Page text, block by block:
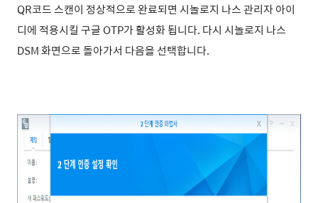
QR코드 스캔이 정상적으로 완료되면 시놀로지 나스 관리자 아이
디에 적용시킬 구글 OTP가 활성화 됩니다. 다시 시놀로지 나스
DSM 화면으로 돌아가서 다음을 선택합니다.